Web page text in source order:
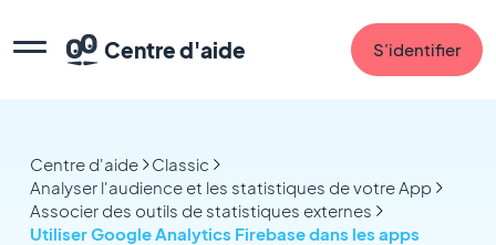
Centre d'aide S'identifier
Centre d'aide
Classic
Analyser l'audience et les statistiques de votre App
Associer des outils de statistiques externes
Utiliser Google Analytics Firebase dans les apps